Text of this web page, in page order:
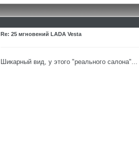
Re: 25 мгновений LADA Vesta
Шикарный вид, у этого "реального